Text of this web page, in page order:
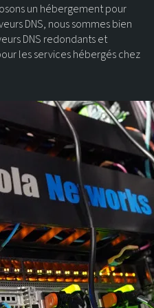
un hébergement pour
DNS, nous sommes bien
DNS redondants et
les services hébergés chez